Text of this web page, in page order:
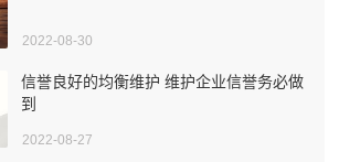
2022-08-30
信誉良好的均衡维护 维护企业信誉务必做
到
2022-08-27